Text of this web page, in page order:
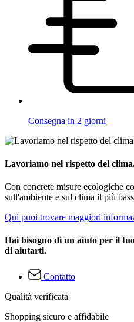
Consegna in 2 giorni
Lavoriamo nel rispetto del
Con concrete misure ecologiche
sull'ambiente e sul clima il più
Qui puoi trovare maggiori
Hai bisogno di un aiuto per il
di aiutarti.
Contatto
Qualità verificata
Shopping sicuro e affidabile